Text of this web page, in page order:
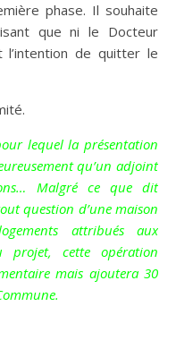
phase. Il souhaite
que ni le Docteur
l’intention de quitter le
lequel la présentation
qu’un adjoint
Malgré ce que dit
question d’une maison
attribués aux
projet, cette opération
mais ajoutera 30